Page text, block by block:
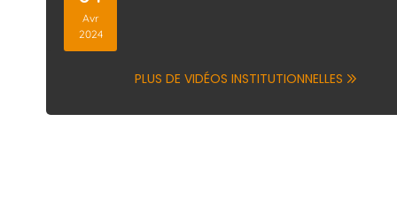
Avr
2024
PLUS DE VIDÉOS INSTITUTIONNELLES